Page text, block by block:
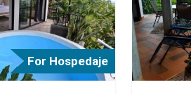
For Hospedaje